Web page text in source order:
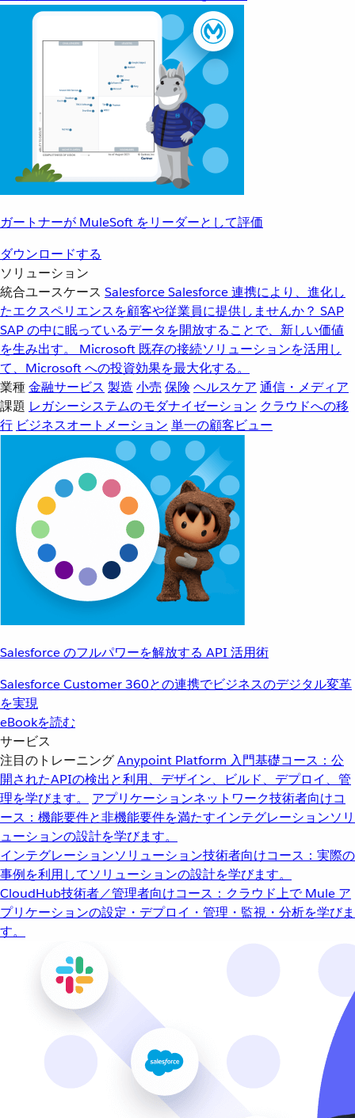
ガートナーが MuleSoft をリーダーとして評価
ダウンロードする
ソリューション
統合ユースケース SalesforceSalesforce 連携により、進化し
たエクスペリエンスを顧客や従業員に提供しませんか？ SAP
SAP の中に眠っているデータを開放することで、新しい価値
を生み出す。
Microsoft 既存の接続ソリューションを活用し
て、Microsoft への投資効果を最大化する。
業種金融サービス 製造 小売 保険 ヘルスケア 通信・メディア
課題 レガシーシステムのモダナイゼーション クラウドへの移
行 ビジネスオートメーション 単一の顧客ビュー
Salesforce のフルパワーを解放する API 活用術
Salesforce Customer 360との連携でビジネスのデジタル変革
を実現
eBookを読む
サービス
注目のトレーニングAnypoint Platform 入門基礎コース：公
開されたAPIの検出と利用、デザイン、ビルド、デプロイ、管
理を学びます。
アプリケーションネットワーク技術者向けコ
ース：機能要件と非機能要件を満たすインテグレーションソリ
ューションの設計を学びます。
インテグレーションソリューション技術者向けコース：実際の
事例を利用してソリューションの設計を学びます。
CloudHub技術者／管理者向けコース：クラウド上で Mule ア
プリケーションの設定・デプロイ・管理・監視・分析を学びま
す。